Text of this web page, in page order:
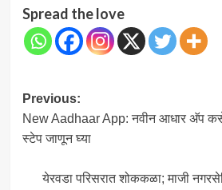
Spread the love
Post
navigation
Previous:
New Aadhaar App: नवीन आधार अ‍ॅप कसे
स्टेप जाणून घ्या
येरवडा परिसरात शोककळा; माजी